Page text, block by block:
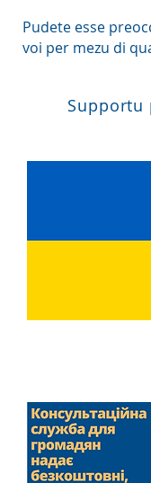
Pudete esse
voi per mezu di
Supportu